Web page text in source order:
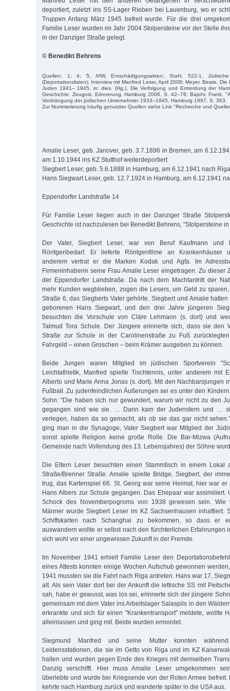
deportiert, zuletzt ins SS-Lager Rieben bei Lauenburg, wo er
Truppen Anfang März 1945 befreit wurde. Für die drei
Familie Leser wurden im Jahr 2004 Stolpersteine vor der Stelle
in der Danziger Straße gelegt.
© Benedikt Behrens
Quellen: 1; 4; 5; AfW, Entschädigungsakten; StaH, 522-1,
(Deportationslisten); Interview mit Manfred Leser, April 2008; Meyer, Beate,
Juden 1941– 1945, in: dies. (Hg.), Die Verfolgung und Ermordung der
Geschichte. Zeugnis. Erinnerung, Hamburg 2006, S. 42–78; Bajohr, Frank,
Verdrängung der jüdischen Unternehmer 1933–1945, Hamburg 1997, S. 363.
Zur Nummerierung häufig genutzter Quellen siehe Link "Recherche und
Amalie Leser, geb. Janover, geb. 3.7.1896 in Bremen, am
am 1.10.1944 ins KZ Stutthof weiterdeportiert
Siegbert Leser, geb. 5.6.1888 in Hamburg, am 6.12.1941 nach
Hans Siegwart Leser, geb. 12.7.1924 in Hamburg, am 6.12.1941
Eppendorfer Landstraße 14
Für Familie Leser liegen auch in der Danziger Straße
Geschichte ist nachzulesen bei Benedikt Behrens, "Stolpersteine
Der Vater, Siegbert Leser, war von Beruf Kaufmann und
Röntgenbedarf. Er lieferte Röntgenfilme an Krankenhäuser
anderem vertrat er die Marken Kodak und Agfa. Im
Firmeninhaberin seine Frau Amalie Leser eingetragen. Zu dieser
der Eppendorfer Landstraße. Da nach dem Machtantritt der
mehr Kunden wegblieben, zogen die Lesers, um Geld zu
Straße 6, das Siegberts Vater gehörte. Siegbert und Amalie
geborenen Hans Siegwart, und den drei Jahre jüngeren
besuchten die Vorschule von Cläre Lehmann (s. dort) und
Talmud Tora Schule. Der Jüngere erinnerte sich, dass sie den
Straße zur Schule in der Carolinenstraße zu Fuß
Fahrgeld – einen Groschen – beim Krämer ausgeben zu können.
Beide Jungen waren Mitglied im jüdischen Sportverein
Leichtathletik, Manfred spielte Tischtennis, unter anderem mit
Alberto und Marie Anna Jonas (s. dort). Mit den Nachbarsjungen
Fußball. Zu judenfeindlichen Äußerungen sei es unter den
Sohn: "Die haben sich nur gewundert, warum wir nicht zu den
gegangen sind wie sie. … Dann kam der Judenstern und …
verlegen, haben da so gemacht, als ob sie das gar nicht
ging man in die Synagoge, Vater Siegbert war Mitglied der
sonst spielte Religion keine große Rolle. Die Bar-Mizwa
Gemeinde nach Vollendung des 13. Lebensjahres) der Söhne
Die Eltern Leser besuchten einen Stammtisch in einem Lokal
Straße/Brenner Straße. Amalie spielte Bridge, Siegbert, der
trug, das Kartenspiel 66. St. Georg war seine Heimat, hier war er
Hans Albers zur Schule gegangen. Das Ehepaar war assimiliert.
Schock des Novemberpogroms von 1938 gewesen sein. Wie
Männer wurde Siegbert Leser im KZ Sachsenhausen inhaftiert.
Schiffskarten nach Schanghai zu bekommen, so dass er
auswandern wollte er selbst nach den fürchterlichen Erfahrungen
sich wohl vor einer ungewissen Zukunft in der Fremde.
Im November 1941 erhielt Familie Leser den
eines Attests konnten einige Wochen Aufschub gewonnen
1941 mussten sie die Fahrt nach Riga antreten. Hans war 17,
alt. Als sein Vater dort bei der Ankunft die lettische SS mit
sah, habe er gewusst, was los sei, erinnerte sich der jüngere
gemeinsam mit dem Vater ins Arbeitslager Salaspils in den
erkrankte und sich für einen "Krankentransport" meldete, wollte
alleinlassen und ging mit. Beide wurden ermordet.
Siegmund Manfred und seine Mutter konnten
Leidensstationen, die sie im Getto von Riga und im KZ
halten und wurden gegen Ende des Krieges mit demselben
Danzig verschifft. Hier muss Amalie Leser umgekommen
überlebte und wurde bei Kriegsende von der Roten Armee
kehrte nach Hamburg zurück und wanderte später in die USA aus.